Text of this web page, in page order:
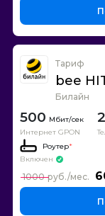
Тариф
bee
Билайн
500
Интернет GPON
Роутер*
Включен
1000